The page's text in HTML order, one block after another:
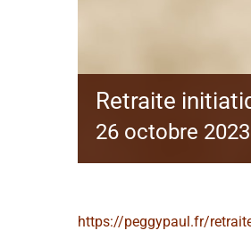
Retraite
26 octobre
https://peggypaul.fr/